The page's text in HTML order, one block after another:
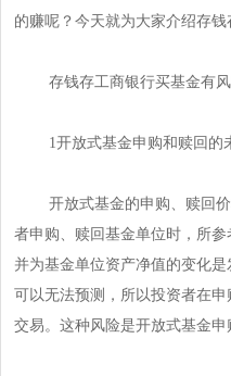
的赚呢？今天就为大家介绍存
存钱存工商银行买基金有风
1开放式基金申购和赎回的
开放式基金的申购、赎回价
者申购、赎回基金单位时，所
并为基金单位资产净值的变化
可以无法预测，所以投资者在
交易。这种风险是开放式基金申